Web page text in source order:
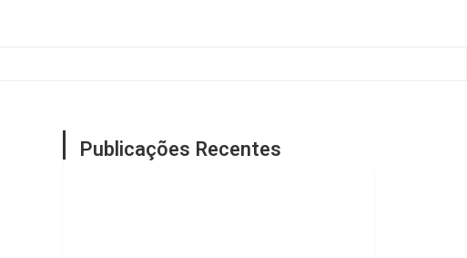
Publicações Recentes